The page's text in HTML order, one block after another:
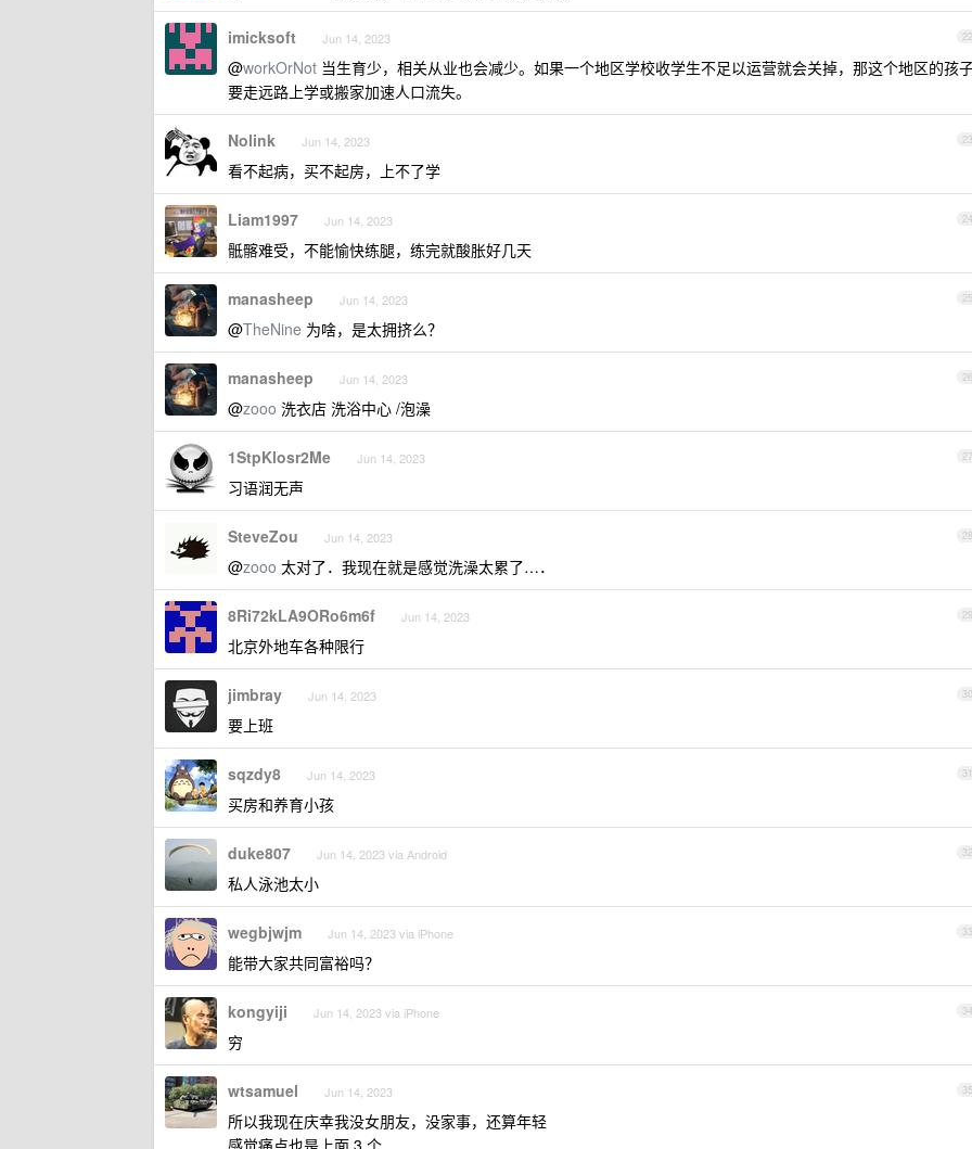
22
imicksoft Jun 14, 2023
@workOrNot 当生育少，相关从业也会减少。如果一个地区学校收学生不足以运营就会关掉，那这个地区的孩
要走远路上学或搬家加速人口流失。
23
Nolink Jun 14, 2023
看不起病，买不起房，上不了学
24
Liam1997 Jun 14, 2023
骶髂难受，不能愉快练腿，练完就酸胀好几天
25
manasheep Jun 14, 2023
@TheNine 为啥，是太拥挤么？
26
manasheep Jun 14, 2023
@zooo 洗衣店 洗浴中心 /泡澡
27
1StpKlosr2Me Jun 14, 2023
习语润无声
28
SteveZou Jun 14, 2023
@zooo 太对了．我现在就是感觉洗澡太累了…．
29
8Ri72kLA9ORo6m6f Jun 14, 2023
北京外地车各种限行
30
jimbray Jun 14, 2023
要上班
31
sqzdy8 Jun 14, 2023
买房和养育小孩
32
duke807 Jun 14, 2023 via Android
私人泳池太小
33
wegbjwjm Jun 14, 2023 via iPhone
能带大家共同富裕吗？
34
kongyiji Jun 14, 2023 via iPhone
穷
35
wtsamuel Jun 14, 2023
所以我现在庆幸我没女朋友，没家事，还算年轻
感觉痛点也是上面 3 个